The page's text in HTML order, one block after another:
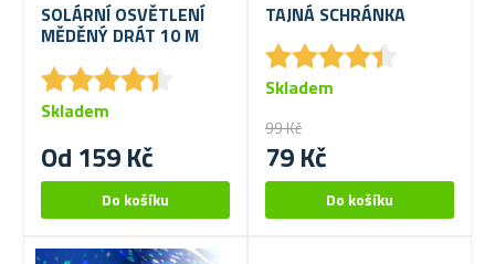
SOLÁRNÍ OSVĚTLENÍ
MĚDĚNÝ DRÁT 10 M
★★★★★
★★★★★
Od 159 Kč
Skladem
TAJNÁ SCHRÁNKA
★★★★★
★★★★★
99 Kč
79 Kč
Skladem